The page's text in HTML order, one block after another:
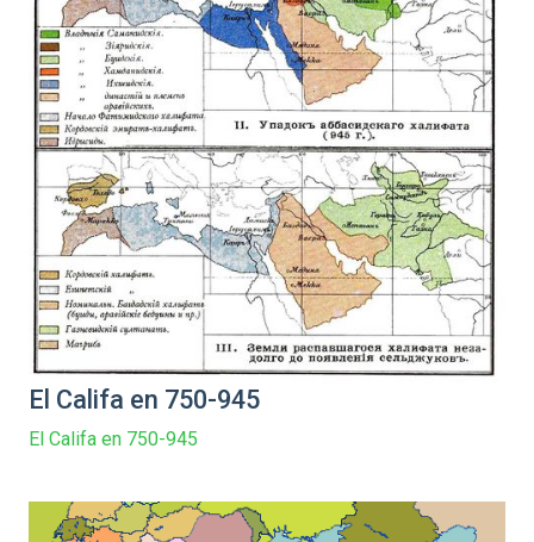
El Califa en 750-945
El Califa en 750-945